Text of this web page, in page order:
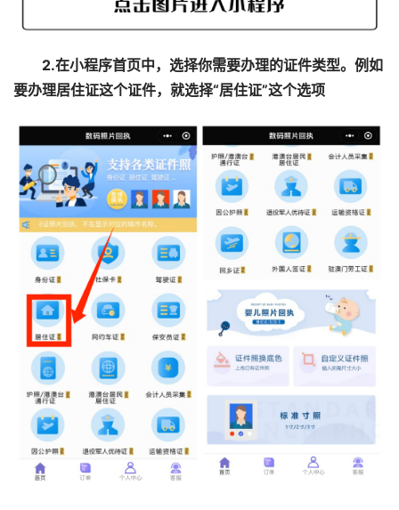
2.在小程序首页中，选择你需要办理的证件类型。例如
要办理居住证这个证件，就选择“居住证”这个选项